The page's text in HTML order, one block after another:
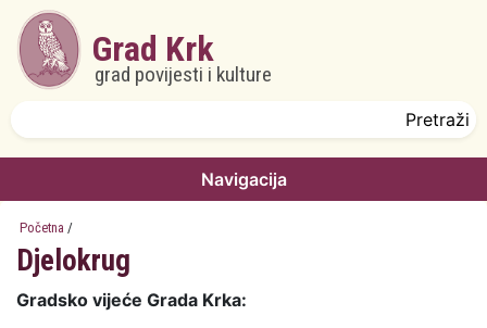
Skoči na glavni sadržaj
Grad Krk
grad povijesti i kulture
Navigacija
Početna /
Djelokrug
Gradsko vijeće Grada Krka: